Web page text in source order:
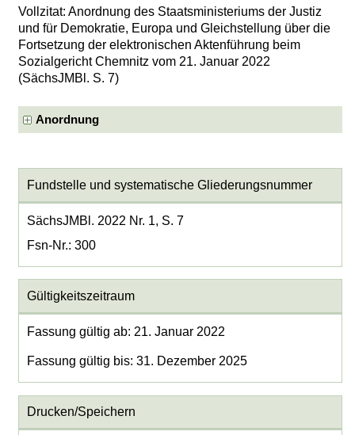
Vollzitat: Anordnung des Staatsministeriums der Justiz
und für Demokratie, Europa und Gleichstellung über die
Fortsetzung der elektronischen Aktenführung beim
Sozialgericht Chemnitz vom 21. Januar 2022
(SächsJMBl. S. 7)
Anordnung
Fundstelle und systematische Gliederungsnummer
SächsJMBl. 2022 Nr. 1, S. 7
Fsn-Nr.: 300
Gültigkeitszeitraum
Fassung gültig ab: 21. Januar 2022
Fassung gültig bis: 31. Dezember 2025
Drucken/Speichern